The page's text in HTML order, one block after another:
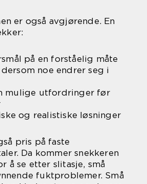
er også avgjørende. En
på en forståelig måte
noe endrer seg i
mulige utfordringer før
og realistiske løsninger
pris på faste
Da kommer snekkeren
å se etter slitasje, små
fuktproblemer. Små